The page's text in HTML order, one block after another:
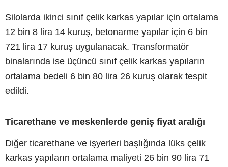
Silolarda ikinci sınıf çelik karkas yapılar için ortalama
12 bin 8 lira 14 kuruş, betonarme yapılar için 6 bin
721 lira 17 kuruş uygulanacak. Transformatör
binalarında ise üçüncü sınıf çelik karkas yapıların
ortalama bedeli 6 bin 80 lira 26 kuruş olarak tespit
edildi.
Ticarethane ve meskenlerde geniş fiyat aralığı
Diğer ticarethane ve işyerleri başlığında lüks çelik
karkas yapıların ortalama maliyeti 26 bin 90 lira 71